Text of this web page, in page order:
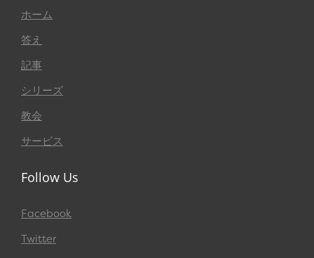
ホーム
答え
記事
シリーズ
教会
サービス
Follow Us
Facebook
Twitter